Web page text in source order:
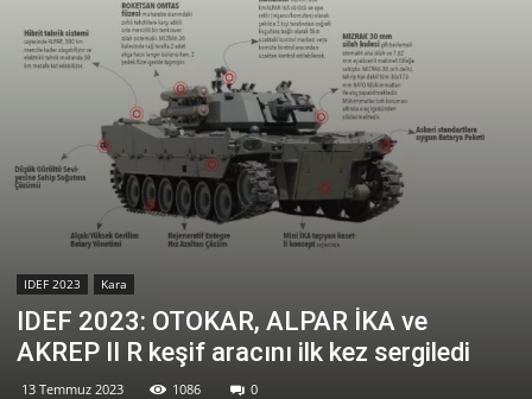
IDEF 2023 Kara
IDEF 2023: OTOKAR, ALPAR İKA ve
AKREP II R keşif aracını ilk kez sergiledi
13 Temmuz 2023 1086 0